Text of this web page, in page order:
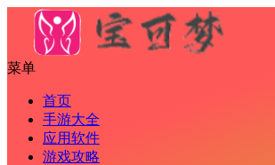
菜单
首页
手游大全
应用软件
游戏攻略